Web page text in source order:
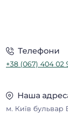
включаючи
системах
Телефони
+38 (067) 404 02
Наша
м. Київ бульвар